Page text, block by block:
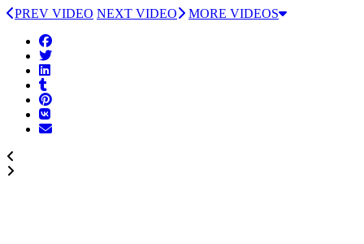
PREV VIDEO NEXT VIDEO MORE VIDEOS